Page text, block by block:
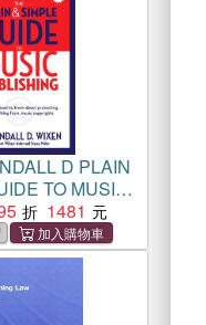
D PLAIN
TO MUSIC
UK EDN BAM
1481